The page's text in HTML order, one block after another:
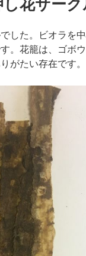
花サー
した。ビオラを
。花籠は、ゴボ
がたい存在です。